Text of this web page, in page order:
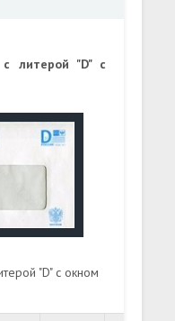
литерой "D" с
"D" с окном